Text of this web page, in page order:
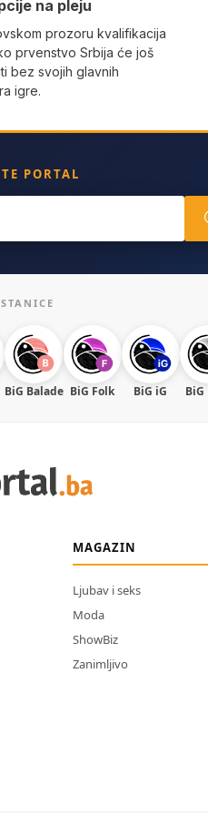
na pleju
prozoru kvalifikacija
prvenstvo Srbija će još
bez svojih glavnih
igre.
PORTAL
BiG Balade BiG Folk BiG iG BiG
MAGAZIN
Ljubav i seks
Moda
ShowBiz
Zanimljivo